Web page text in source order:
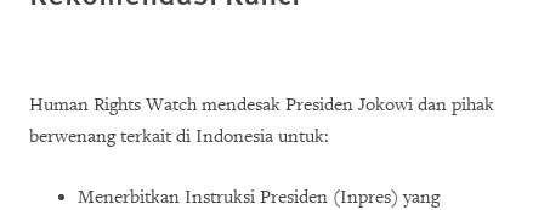
Human Rights Watch mendesak Presiden Jokowi dan pihak
berwenang terkait di Indonesia untuk:
Menerbitkan Instruksi Presiden (Inpres) yang